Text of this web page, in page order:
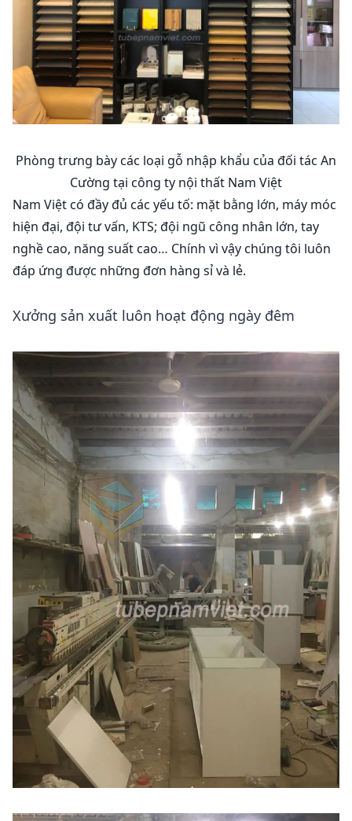
Phòng trưng bày các loại gỗ nhập khẩu của đối tác An
Cường tại công ty nội thất Nam Việt
Nam Việt có đầy đủ các yếu tố: mặt bằng lớn, máy móc
hiện đại, đội tư vấn, KTS; đội ngũ công nhân lớn, tay
nghề cao, năng suất cao… Chính vì vậy chúng tôi luôn
đáp ứng được những đơn hàng sỉ và lẻ.
Xưởng sản xuất luôn hoạt động ngày đêm